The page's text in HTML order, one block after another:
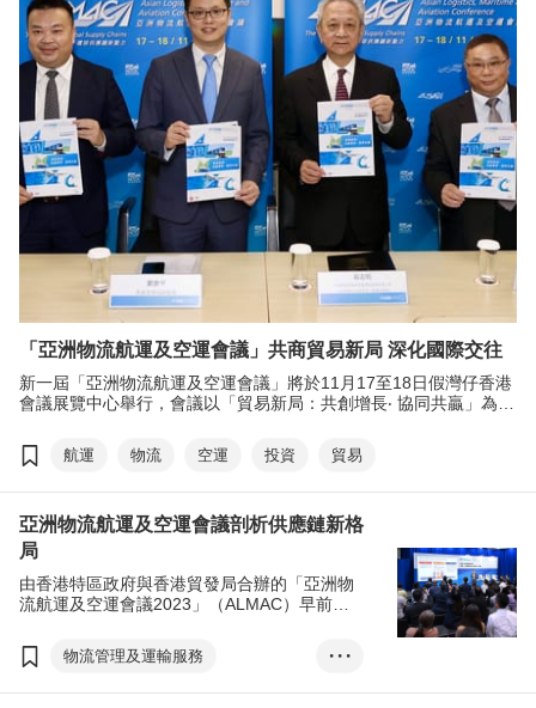
「亞洲物流航運及空運會議」共商貿易新局 深化國際交往
新一屆「亞洲物流航運及空運會議」將於11月17至18日假灣仔香港
會議展覽中心舉行，會議以「貿易新局：共創增長‧ 協同共贏」為主
《施政報告》政策，鞏固並提升香港國際航運中心及空運樞紐的地
位，將匯聚超過80位星級講者，預計吸引2,300位、來自逾40個國
航運 物流 空運 投資 貿易
亞洲物流航運及空運會議剖析供應鏈新格
局
由香港特區政府與香港貿發局合辦的「亞洲物
流航運及空運會議2023」（ALMAC）早前圓
運、物流及供應鏈專家及行業翹楚親臨會場，
在20場專題論壇上，就業界的熱門議題分享真
物流管理及運輸服務
亞洲物流航運及空運會議
• • •